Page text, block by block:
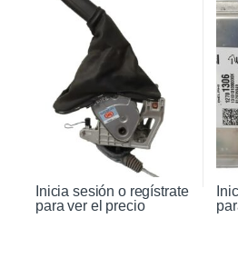
Inicia sesión o regístrate
para ver el precio